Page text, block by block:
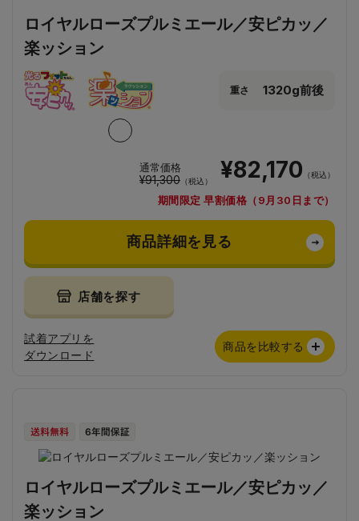
ロイヤルローズプルミエール／安ピカッ／
楽ッション
重さ 1320g前後
通常価格
¥91,300 （税込） ¥82,170 （税込）
期間限定 早割価格（9月30日まで）
商品詳細を見る
店舗を探す
試着アプリを
ダウンロード
商品を比較する
ロイヤルローズプルミエール／安ピカッ／
楽ッション